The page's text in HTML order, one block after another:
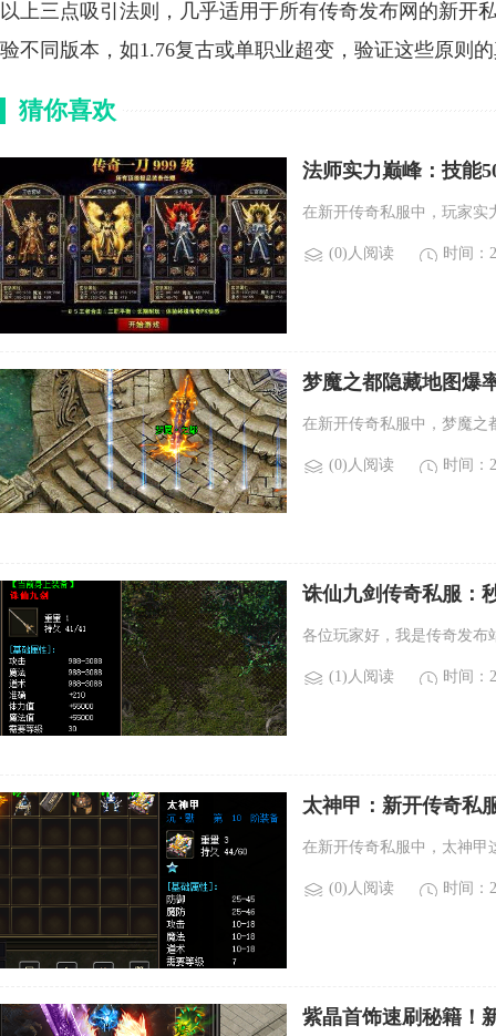
以上三点吸引法则，几乎适用于所有传奇发布网的新开
验不同版本，如1.76复古或单职业超变，验证这些原则
猜你喜欢
法师实力巅峰：技能
在新开传奇私服中，玩家实
(0)人阅读 时间：
梦魔之都隐藏地图爆
在新开传奇私服中，梦魔之
(0)人阅读 时间：
诛仙九剑传奇私服：
各位玩家好，我是传奇发布
(1)人阅读 时间：
太神甲：新开传奇私
在新开传奇私服中，太神甲
(0)人阅读 时间：
紫晶首饰速刷秘籍！